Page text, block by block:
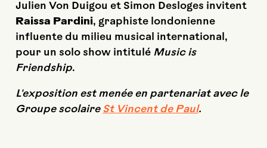
Julien Von Duigou et Simon Desloges invitent
Raissa Pardini, graphiste londonienne
influente du milieu musical international,
pour un solo show intitulé Music is
Friendship.
L'exposition est menée en partenariat avec le
Groupe scolaire St Vincent de Paul.